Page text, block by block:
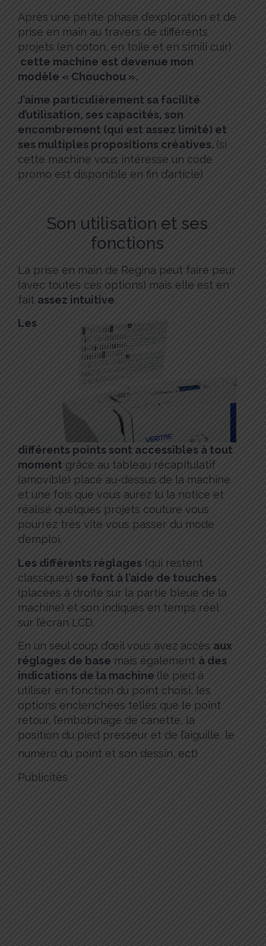
Après une petite phase d’exploration et de
prise en main au travers de différents
projets (en coton, en toile et en simili cuir)
cette machine est devenue mon
modèle « Chouchou ».
J’aime particulièrement sa facilité
d’utilisation, ses capacités, son
encombrement (qui est assez limité) et
ses multiples propositions créatives. (si
cette machine vous intéresse un code
promo est disponible en fin d’article)
Son utilisation et ses
fonctions
La prise en main de Regina peut faire peur
(avec toutes ces options) mais elle est en
fait assez intuitive.
Les
différents points sont accessibles à tout
moment grâce au tableau récapitulatif
(amovible) placé au-dessus de la machine
et une fois que vous aurez lu la notice et
réalisé quelques projets couture vous
pourrez très vite vous passer du mode
d’emploi.
Les différents réglages (qui restent
classiques) se font à l’aide de touches
(placées à droite sur la partie bleue de la
machine) et son indiqués en temps réel
sur l’écran LCD.
En un seul coup d’œil vous avez accès aux
réglages de base mais également à des
indications de la machine (le pied à
utiliser en fonction du point choisi, les
options enclenchées telles que le point
retour, l’embobinage de canette, la
position du pied presseur et de l’aiguille, le
numéro du point et son dessin, ect)
Publicités